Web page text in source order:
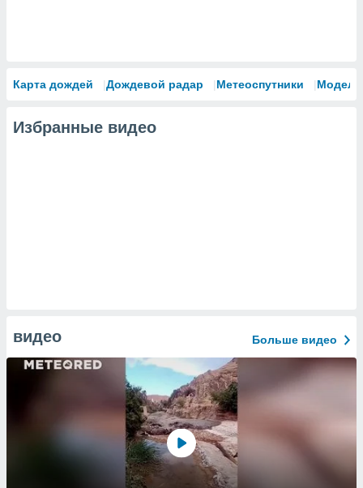
Карта дождей Дождевой радар Метеоспутники Модели
Избранные видео
видео Больше видео